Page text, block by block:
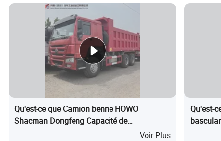
Qu'est-ce que Camion benne HOWO
Shacman Dongfeng Capacité de
chargement 375HP Euro2 Prix à vendreVoir Plus
Qu'est-